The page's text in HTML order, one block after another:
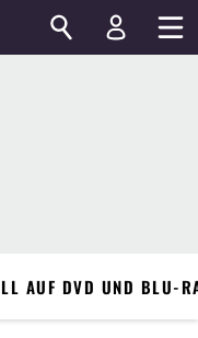
AUF DVD UND BLU-